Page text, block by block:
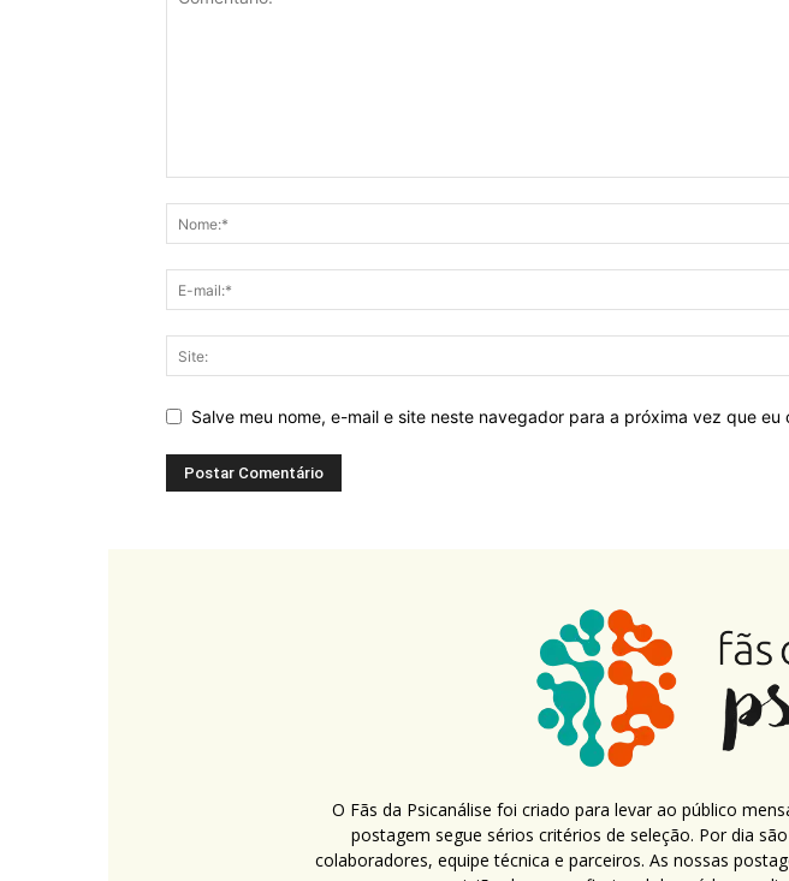
Salve meu nome, e-mail e site neste navegador para a próxima vez que eu
O Fãs da Psicanálise foi criado para levar ao público
postagem segue sérios critérios de seleção. Por dia
colaboradores, equipe técnica e parceiros. As nossas